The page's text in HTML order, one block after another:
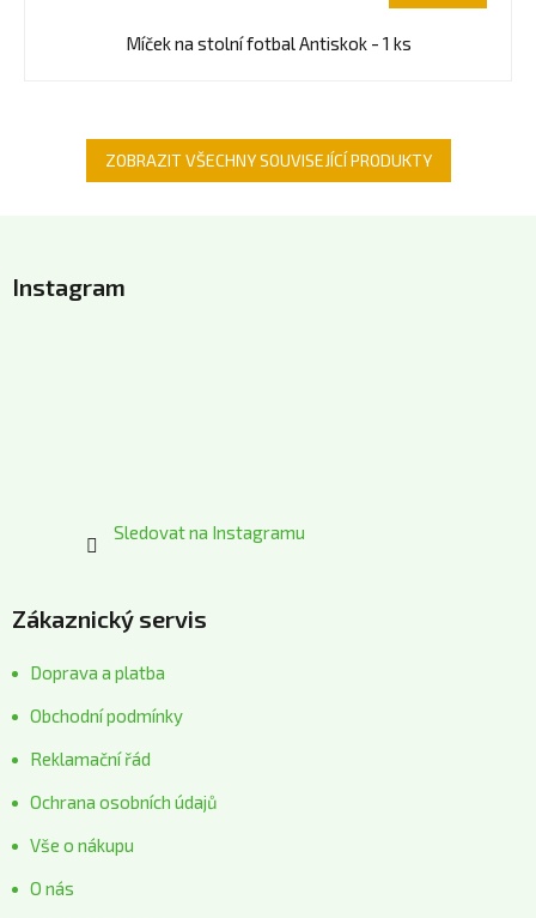
Míček na stolní fotbal Antiskok - 1 ks
ZOBRAZIT VŠECHNY SOUVISEJÍCÍ PRODUKTY
pInstagram
Sledovat na Instagramu
Zákaznický servis
Doprava a platba
Obchodní podmínky
Reklamační řád
Ochrana osobních údajů
Vše o nákupu
O nás